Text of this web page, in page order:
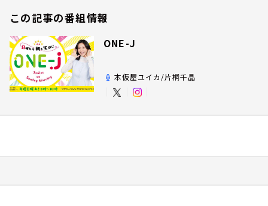
この記事の番組情報
ONE-J
本仮屋ユイカ/片桐千晶